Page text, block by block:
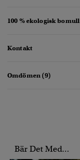
100 % ekologisk bomull
Kontakt
Omdömen (9)
Bär Det Med...